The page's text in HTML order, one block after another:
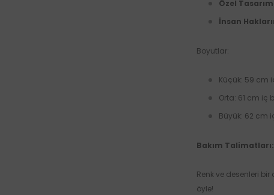
Özel
İnsan
Boyutlar:
Küçük: 59 cm
Orta: 61 cm iç
Büyük: 62 cm
Bakım Talimatları:
Renk ve desenleri
öyle!